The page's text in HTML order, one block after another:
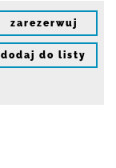
zarezerwuj
dodaj do listy